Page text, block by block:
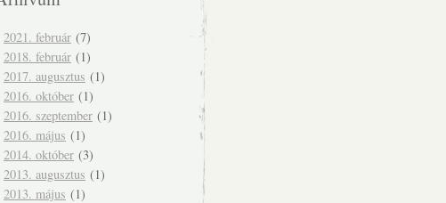
2021. február (7)
2018. február (1)
2017. augusztus (1)
2016. október (1)
2016. szeptember (1)
2016. május (1)
2014. október (3)
2013. augusztus (1)
2013. május (1)